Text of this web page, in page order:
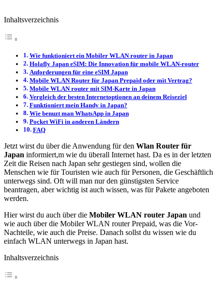
Inhaltsverzeichnis
Wie funktioniert ein Mobiler WLAN router in Japan
Holafly Japan eSIM: Die Innovation für mobile WLAN-router
Anforderungen für eine eSIM Japan
Mobile WLAN Router für Japan Prepaid oder mit Vertrag?
Mobile WLAN router mit SIM-Karte in Japan
Vergleich der besten Internetoptionen an deinem Reiseziel
Funktioniert mein Handy in Japan?
Wie benuzt man WhatsApp in Japan
Pocket WiFi in anderen Ländern
FAQ
Jetzt wirst du über die Anwendung für den Wlan Router für
Japan informiert,m wie du überall Internet hast. Da es in der letzten
Zeit die Reisen nach Japan sehr gestiegen sind, wollen die
Menschen wie für Touristen wie auch für Personen, die Geschäftlich
unterwegs sind. Oft will man nur den günstigsten Service
beantragen, aber wichtig ist auch wissen, was für Pakete angeboten
werden.
Hier wirst du auch über die Mobiler WLAN router Japan und
wie auch über die Mobiler WLAN router Prepaid, was die Vor-
Nachteile, wie auch die Preise. Danach sollst du wissen wie du
einfach WLAN unterwegs in Japan hast.
Inhaltsverzeichnis